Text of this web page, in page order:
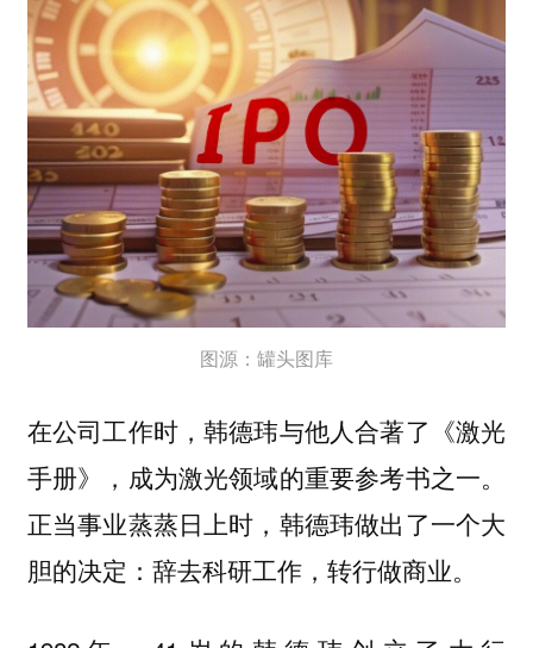
图源：罐头图库
在公司工作时，韩德玮与他人合著了《激光
手册》，成为激光领域的重要参考书之一。
正当事业蒸蒸日上时， 韩德玮做出了一个大
胆的决定：辞去科研工作，转行做商业。